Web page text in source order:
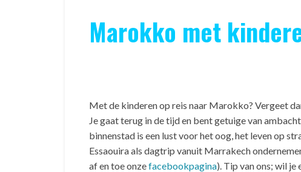
Marokko met
Met de kinderen op reis naar Marokko? Vergeet
Je gaat terug in de tijd en bent getuige van
binnenstad is een lust voor het oog, het leven op
Essaouira als dagtrip vanuit Marrakech
af en toe onzefacebookpagina). Tip van ons; wil je